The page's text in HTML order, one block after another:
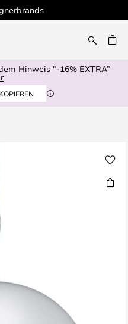
Hinweis "-16% EXTRA”
KOPIEREN